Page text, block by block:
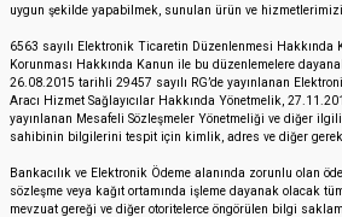
uygun şekilde yapabilmek, sunulan ürün ve
6563 sayılı Elektronik Ticaretin Düzenlenmesi Hakkında
Korunması Hakkında Kanun ile bu düzenlemelere
26.08.2015 tarihli 29457 sayılı RG’de yayınlanan
Aracı Hizmet Sağlayıcılar Hakkında Yönetmelik,
yayınlanan Mesafeli Sözleşmeler Yönetmeliği ve diğer
sahibinin bilgilerini tespit için kimlik, adres ve diğer
Bankacılık ve Elektronik Ödeme alanında zorunlu olan
sözleşme veya kağıt ortamında işleme dayanak olacak
mevzuat gereği ve diğer otoritelerce öngörülen bilgi